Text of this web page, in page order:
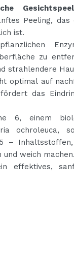
Peeling, das
ist.
zu
strahlendere
optimal auf
das
6, einem
ochroleuca,
–
und weich machen.
effektives,